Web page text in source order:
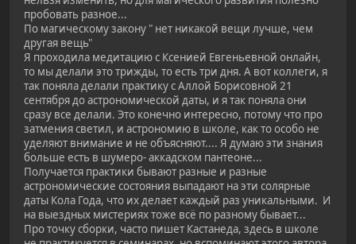
пробовать разное...
По магическому закону " нет никакой вещи лучше, чем
другая вещь"
Я проходила медитацию с Ксенией Евгеньевной онлайн,
то мы делали это трижды, то есть три дня. А вот коллеги, я
так поняла делали практику с Аллой Борисовной 21
сентября до астрономической даты, и я так поняла они
сразу все делали. Это конечно интересно, потому что про
затмения светил, и астрономию в школе, как то особо не
уделяют внимание и не объясняют.... Я думаю эти знания
больше есть в шумеро- аккадском пантеоне...
Получается практики бывают разные и разные
астрономические состояния выпадают на эти солярные
даты Кола Года, что их делает каждый раз уникальными. И
на выездных мистериях тоже всё по разному бывает...
Про точку сборки, часто пишет Кастанеда, здесь в школе